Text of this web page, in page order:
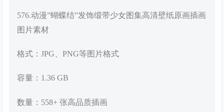
576.动漫”蝴蝶结”发饰缎带少女图集高清壁纸原画插画
图片素材
格式：JPG、PNG等图片格式
容量：1.36 GB
数量：558+ 张高品质插画